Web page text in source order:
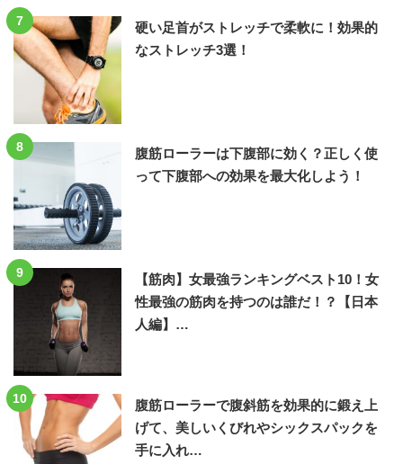
7
硬い足首がストレッチで柔軟に！効果的
なストレッチ3選！
8
腹筋ローラーは下腹部に効く？正しく使
って下腹部への効果を最大化しよう！
9
【筋肉】女最強ランキングベスト10！女
性最強の筋肉を持つのは誰だ！？【日本
人編】…
10
腹筋ローラーで腹斜筋を効果的に鍛え上
げて、美しいくびれやシックスパックを
手に入れ…